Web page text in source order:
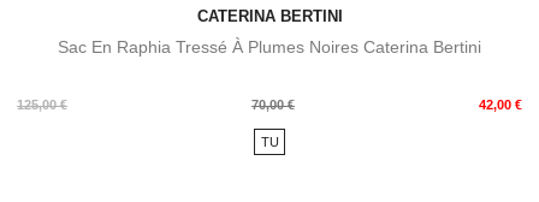
CATERINA BERTINI
Sac En Raphia Tressé À Plumes Noires Caterina Bertini
125,00 €
Prix
70,00 € 42,00 €
Prix
TU